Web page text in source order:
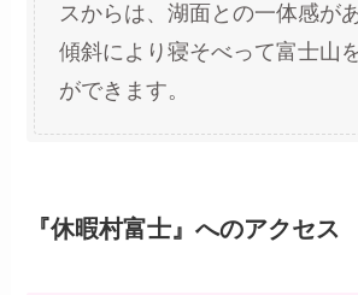
スからは、湖面との一体感が
傾斜により寝そべって富士山
ができます。
『休暇村富士』へのアクセス